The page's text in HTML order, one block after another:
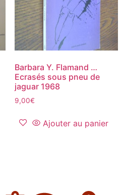
Barbara Y. Flamand …
Ecrasés sous pneu de
jaguar 1968
9,00€
Ajouter au panier